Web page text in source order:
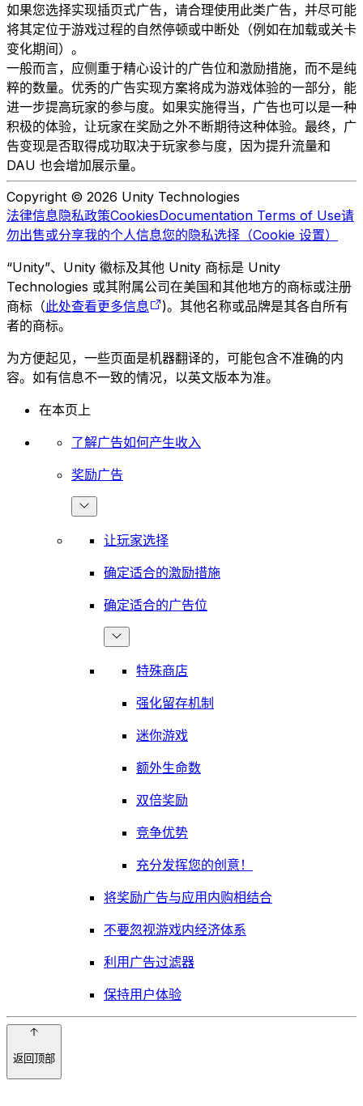
如果您选择实现插页式广告，请合理使用此类广告，并尽可能
将其定位于游戏过程的自然停顿或中断处（例如在加载或关卡
变化期间）。
一般而言，应侧重于精心设计的广告位和激励措施，而不是纯
粹的数量。优秀的广告实现方案将成为游戏体验的一部分，能
进一步提高玩家的参与度。如果实施得当，广告也可以是一种
积极的体验，让玩家在奖励之外不断期待这种体验。最终，广
告变现是否取得成功取决于玩家参与度，因为提升流量和
DAU 也会增加展示量。
Copyright © 2026 Unity Technologies
法律信息隐私政策CookiesDocumentation Terms of Use请
勿出售或分享我的个人信息您的隐私选择（Cookie 设置）
“Unity”、Unity 徽标及其他 Unity 商标是 Unity
Technologies 或其附属公司在美国和其他地方的商标或注册
商标（此处查看更多信息
)。其他名称或品牌是其各自所有
者的商标。
为方便起见，一些页面是机器翻译的，可能包含不准确的内
容。如有信息不一致的情况，以英文版本为准。
在本页上
了解广告如何产生收入
奖励广告
让玩家选择
确定适合的激励措施
确定适合的广告位
特殊商店
强化留存机制
迷你游戏
额外生命数
双倍奖励
竞争优势
充分发挥您的创意！
将奖励广告与应用内购相结合
不要忽视游戏内经济体系
利用广告过滤器
保持用户体验
返回顶部